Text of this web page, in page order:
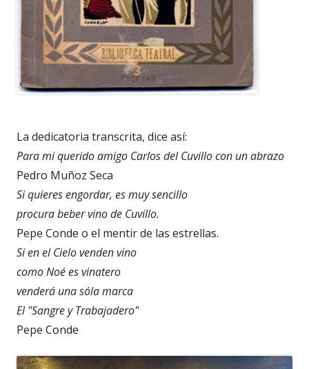
La dedicatoria transcrita, dice así:
Para mi querido amigo Carlos del Cuvillo con un abrazo
Pedro Muñoz Seca
Si quieres engordar, es muy sencillo
procura beber vino de Cuvillo.
Pepe Conde o el mentir de las estrellas.
Si en el Cielo venden vino
como Noé es vinatero
venderá una sóla marca
El "Sangre y Trabajadero"
Pepe Conde